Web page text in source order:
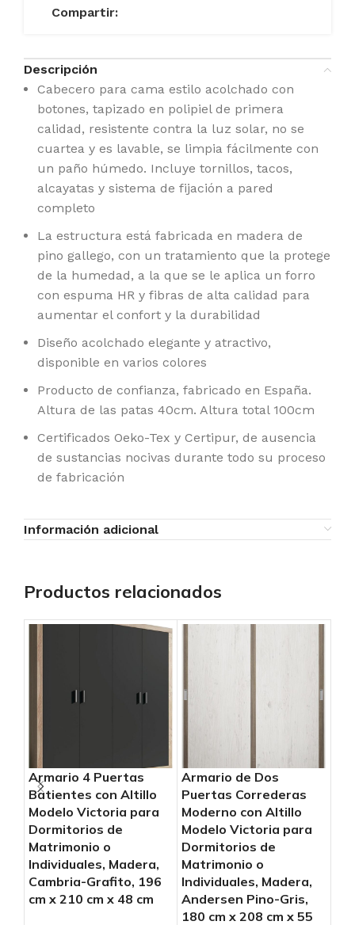
Compartir:
Descripción
Cabecero para cama estilo acolchado con
botones, tapizado en polipiel de primera
calidad, resistente contra la luz solar, no se
cuartea y es lavable, se limpia fácilmente con
un paño húmedo. Incluye tornillos, tacos,
alcayatas y sistema de fijación a pared
completo
La estructura está fabricada en madera de
pino gallego, con un tratamiento que la protege
de la humedad, a la que se le aplica un forro
con espuma HR y fibras de alta calidad para
aumentar el confort y la durabilidad
Diseño acolchado elegante y atractivo,
disponible en varios colores
Producto de confianza, fabricado en España.
Altura de las patas 40cm. Altura total 100cm
Certificados Oeko-Tex y Certipur, de ausencia
de sustancias nocivas durante todo su proceso
de fabricación
Información adicional
Productos relacionados
Armario 4 Puertas
Batientes con Altillo
Modelo Victoria para
Dormitorios de
Matrimonio o
Individuales, Madera,
Cambria-Grafito, 196
cm x 210 cm x 48 cm
Armario de Dos
Puertas Correderas
Moderno con Altillo
Modelo Victoria para
Dormitorios de
Matrimonio o
Individuales, Madera,
Andersen Pino-Gris,
180 cm x 208 cm x 55